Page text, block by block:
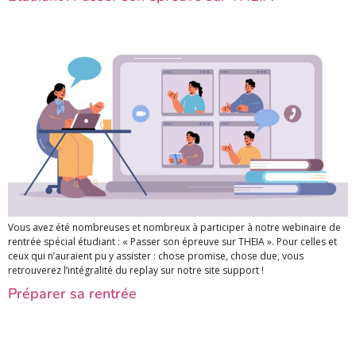
Vous avez été nombreuses et nombreux à participer à notre webinaire de
rentrée spécial étudiant : « Passer son épreuve sur THEIA ». Pour celles et
ceux qui n’auraient pu y assister : chose promise, chose due, vous
retrouverez l’intégralité du replay sur notre site support !
Préparer sa rentrée